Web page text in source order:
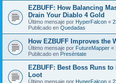
EZBUFF: How Balancing
Drain Your Diablo 4 Gold
Último mensaje por HyperFalcon «
Publicado en Quedadas
How EZBUFF Improves the
Último mensaje por FutureMapper «
Publicado en Preséntate
EZBUFF: Best Boss Runs
Loot
Último mensaje por HyperFalcon «